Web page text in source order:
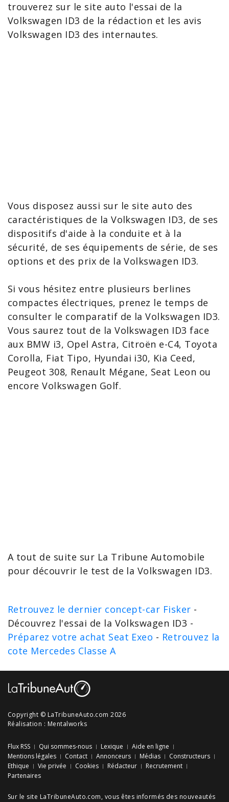
trouverez sur le site auto l'essai de la
Volkswagen ID3 de la rédaction et les avis
Volkswagen ID3 des internautes.
Vous disposez aussi sur le site auto des
caractéristiques de la Volkswagen ID3, de ses
dispositifs d'aide à la conduite et à la
sécurité, de ses équipements de série, de ses
options et des prix de la Volkswagen ID3.
Si vous hésitez entre plusieurs berlines
compactes électriques, prenez le temps de
consulter le comparatif de la Volkswagen ID3.
Vous saurez tout de la Volkswagen ID3 face
aux BMW i3, Opel Astra, Citroën e-C4, Toyota
Corolla, Fiat Tipo, Hyundai i30, Kia Ceed,
Peugeot 308, Renault Mégane, Seat Leon ou
encore Volkswagen Golf.
A tout de suite sur La Tribune Automobile
pour découvrir le test de la Volkswagen ID3.
Retrouvez le dernier concept-car Fisker -
Découvrez l'essai de la Volkswagen ID3 -
Préparez votre achat Seat Exeo - Retrouvez la
cote Mercedes Classe A
Copyright © LaTribuneAuto.com 2026
Réalisation : Mentalworks
Flux RSS Qui sommes-nous Lexique
Aide en ligne
Mentions légales
Contact Annonceurs Médias
Constructeurs
Ethique
Vie privée Cookies Rédacteur
Recrutement
Partenaires
Sur le site LaTribuneAuto.com, vous êtes informés des nouveautés